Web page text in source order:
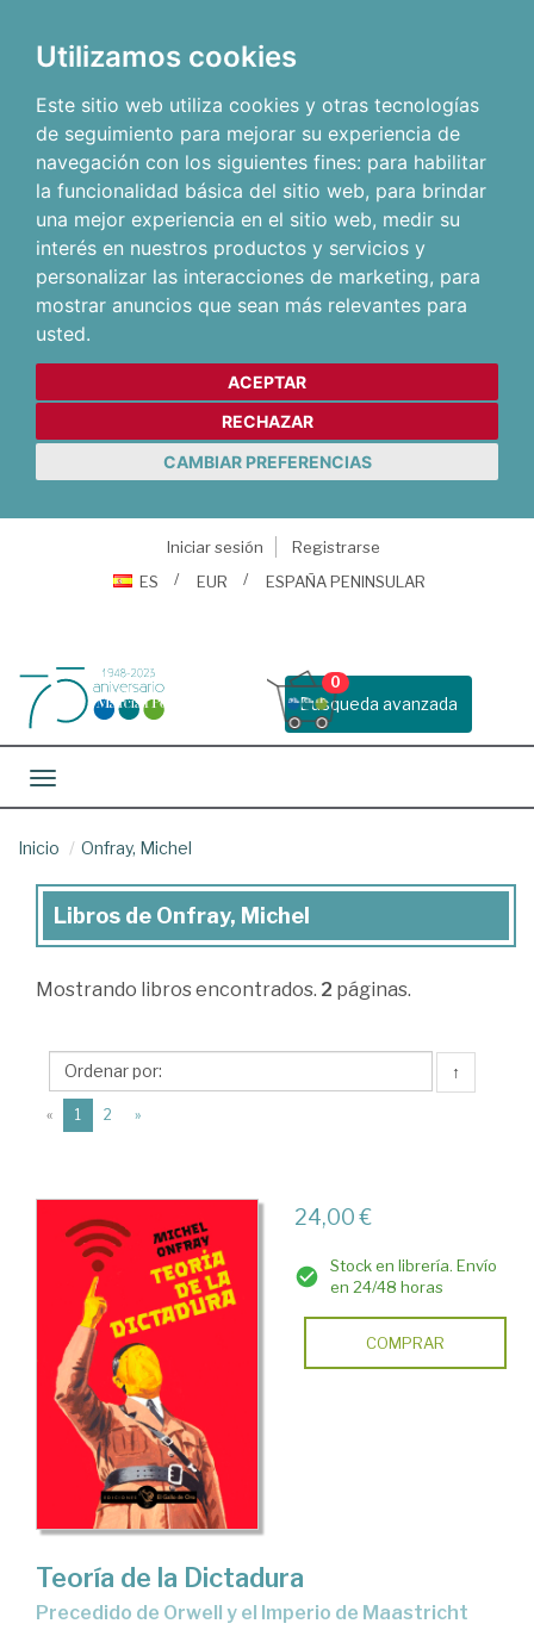
Utilizamos cookies
Este sitio web utiliza cookies y otras tecnologías
de seguimiento para mejorar su experiencia de
navegación con los siguientes fines: para habilitar
la funcionalidad básica del sitio web, para brindar
una mejor experiencia en el sitio web, medir su
interés en nuestros productos y servicios y
personalizar las interacciones de marketing, para
mostrar anuncios que sean más relevantes para
usted.
ACEPTAR
RECHAZAR
CAMBIAR PREFERENCIAS
Iniciar sesión
Registrarse
ES
EUR ESPAÑA PENINSULAR
Busqueda avanzada
0
Toggle navigation
Inicio Onfray, Michel
Libros
Onfray,
Libros de Onfray, Michel
Mostrando libros encontrados. 2 páginas.
↑
« 1 (current)
2 »
24,00 €
Stock en librería. Envío
en 24/48 horas
COMPRAR
Teoría de la Dictadura
Precedido de Orwell y el Imperio de Maastricht